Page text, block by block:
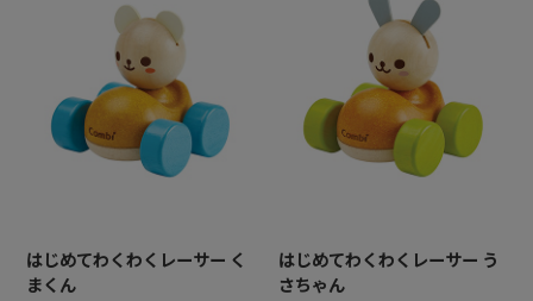
はじめてわくわくレーサー く
まくん
はじめてわくわくレーサー う
さちゃん